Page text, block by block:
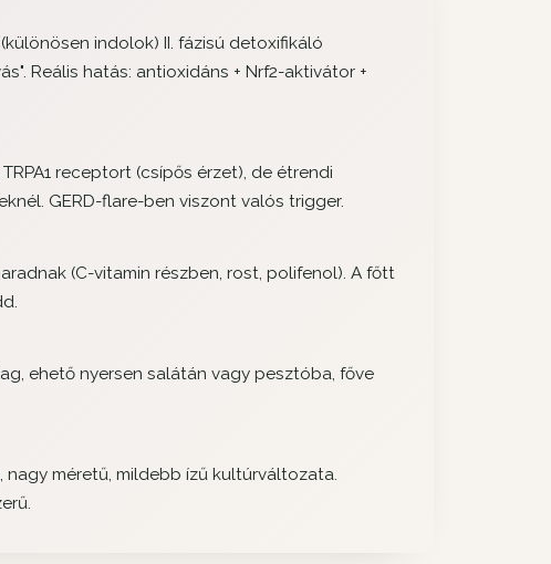
indolok) II. fázisú detoxifikáló
Reális hatás: antioxidáns + Nrf2-aktivátor +
receptort (csípős érzet), de étrendi
GERD-flare-ben viszont valós trigger.
(C-vitamin részben, rost, polifenol). A főtt
ehető nyersen salátán vagy pesztóba, főve
nagy méretű, mildebb ízű kultúrváltozata.